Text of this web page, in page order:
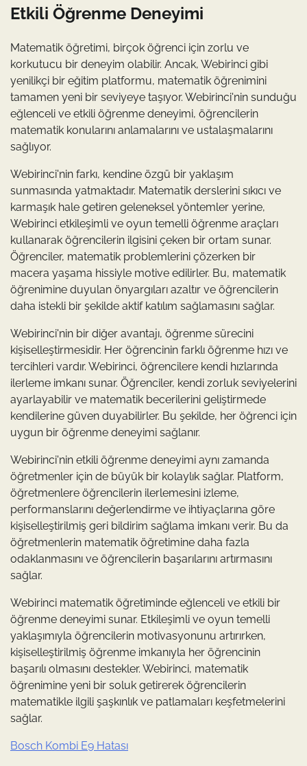
Etkili Öğrenme Deneyimi
Matematik öğretimi, birçok öğrenci için zorlu ve
korkutucu bir deneyim olabilir. Ancak, Webirinci gibi
yenilikçi bir eğitim platformu, matematik öğrenimini
tamamen yeni bir seviyeye taşıyor. Webirinci'nin sunduğu
eğlenceli ve etkili öğrenme deneyimi, öğrencilerin
matematik konularını anlamalarını ve ustalaşmalarını
sağlıyor.
Webirinci'nin farkı, kendine özgü bir yaklaşım
sunmasında yatmaktadır. Matematik derslerini sıkıcı ve
karmaşık hale getiren geleneksel yöntemler yerine,
Webirinci etkileşimli ve oyun temelli öğrenme araçları
kullanarak öğrencilerin ilgisini çeken bir ortam sunar.
Öğrenciler, matematik problemlerini çözerken bir
macera yaşama hissiyle motive edilirler. Bu, matematik
öğrenimine duyulan önyargıları azaltır ve öğrencilerin
daha istekli bir şekilde aktif katılım sağlamasını sağlar.
Webirinci'nin bir diğer avantajı, öğrenme sürecini
kişiselleştirmesidir. Her öğrencinin farklı öğrenme hızı ve
tercihleri vardır. Webirinci, öğrencilere kendi hızlarında
ilerleme imkanı sunar. Öğrenciler, kendi zorluk seviyelerini
ayarlayabilir ve matematik becerilerini geliştirmede
kendilerine güven duyabilirler. Bu şekilde, her öğrenci için
uygun bir öğrenme deneyimi sağlanır.
Webirinci'nin etkili öğrenme deneyimi aynı zamanda
öğretmenler için de büyük bir kolaylık sağlar. Platform,
öğretmenlere öğrencilerin ilerlemesini izleme,
performanslarını değerlendirme ve ihtiyaçlarına göre
kişiselleştirilmiş geri bildirim sağlama imkanı verir. Bu da
öğretmenlerin matematik öğretimine daha fazla
odaklanmasını ve öğrencilerin başarılarını artırmasını
sağlar.
Webirinci matematik öğretiminde eğlenceli ve etkili bir
öğrenme deneyimi sunar. Etkileşimli ve oyun temelli
yaklaşımıyla öğrencilerin motivasyonunu artırırken,
kişiselleştirilmiş öğrenme imkanıyla her öğrencinin
başarılı olmasını destekler. Webirinci, matematik
öğrenimine yeni bir soluk getirerek öğrencilerin
matematikle ilgili şaşkınlık ve patlamaları keşfetmelerini
sağlar.
Bosch Kombi E9 Hatası